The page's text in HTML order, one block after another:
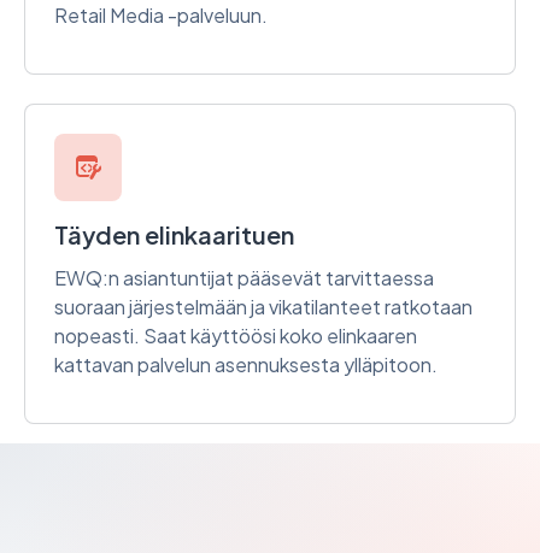
Retail Media -palveluun.
Täyden elinkaarituen
EWQ:n asiantuntijat pääsevät tarvittaessa
suoraan järjestelmään ja vikatilanteet ratkotaan
nopeasti. Saat käyttöösi koko elinkaaren
kattavan palvelun asennuksesta ylläpitoon.